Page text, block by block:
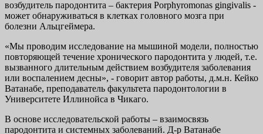
возбудитель пародонтита – бактерия Porphyromonas gingivalis -
может обнаруживаться в клетках головного мозга при
болезни Альцгеймера.
«Мы проводим исследование на мышиной модели, полностью
повторяющей течение хронического пародонтита у людей, т.е.
вызванного длительным действием возбудителя заболевания
или воспалением десны», - говорит автор работы, д.м.н. Кейко
Ватанабе, преподаватель факультета пародонтологии в
Университете Иллинойса в Чикаго.
В основе исследовательской работы – взаимосвязь
пародонтита и системных заболеваний. Д-р Ватанабе